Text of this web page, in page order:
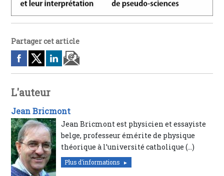
Partager cet article
L'auteur
Jean Bricmont
Jean Bricmont est physicien et essayiste
belge, professeur émérite de physique
théorique à l’université catholique (…)
Plus d'informations